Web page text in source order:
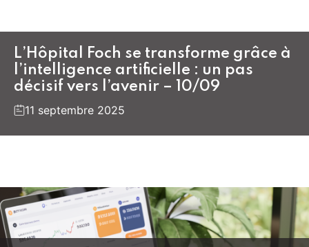
L’Hôpital Foch se transforme grâce à
l’intelligence artificielle : un pas
décisif vers l’avenir – 10/09
11 septembre 2025